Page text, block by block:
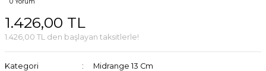
1.426,00 TL
1.426,00 TL den başlayan taksitlerle!
Kategori
Midrange 13 Cm